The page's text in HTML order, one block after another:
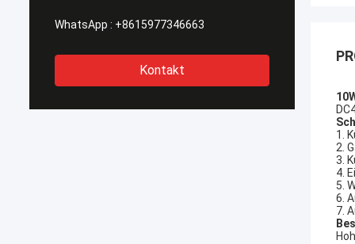
WhatsApp : +8615977346663
Kontakt
1.
2.
3.
4.
5.
6.
7.